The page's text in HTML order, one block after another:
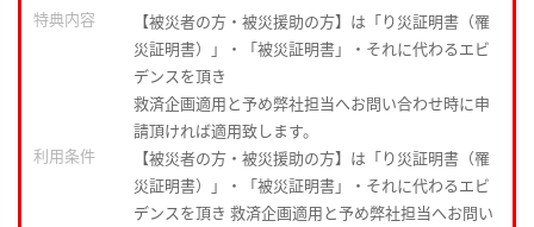
特典内容
【被災者の方・被災援助の方】は「り災証明書（罹
災証明書）」・「被災証明書」・それに代わるエビ
デンスを頂き
救済企画適用と予め弊社担当へお問い合わせ時に申
請頂ければ適用致します。
利用条件
【被災者の方・被災援助の方】は「り災証明書（罹
災証明書）」・「被災証明書」・それに代わるエビ
デンスを頂き 救済企画適用と予め弊社担当へお問い